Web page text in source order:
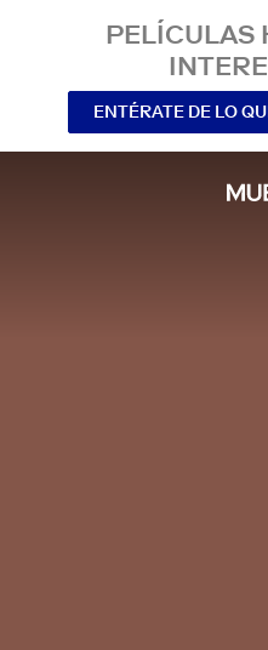
PELÍCULAS
ENTÉRATE DE LO